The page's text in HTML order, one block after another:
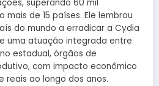
superando 60 mil
de 15 países. Ele lembrou
do mundo a erradicar a Cydia
uma atuação integrada entre
estadual, órgãos de
com impacto econômico
reais ao longo dos anos.